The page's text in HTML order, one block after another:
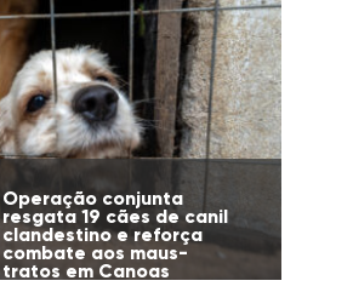
Operação conjunta
resgata 19 cães de canil
clandestino e reforça
combate aos maus-
tratos em Canoas